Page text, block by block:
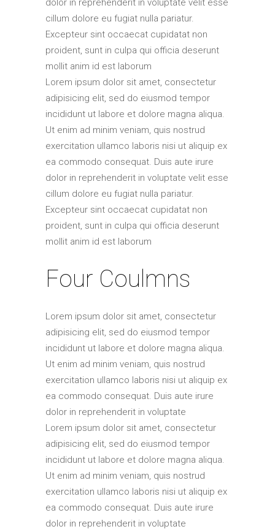
dolor in reprehenderit in voluptate velit esse
cillum dolore eu fugiat nulla pariatur.
Excepteur sint occaecat cupidatat non
proident, sunt in culpa qui officia deserunt
mollit anim id est laborum
Lorem ipsum dolor sit amet, consectetur
adipisicing elit, sed do eiusmod tempor
incididunt ut labore et dolore magna aliqua.
Ut enim ad minim veniam, quis nostrud
exercitation ullamco laboris nisi ut aliquip ex
ea commodo consequat. Duis aute irure
dolor in reprehenderit in voluptate velit esse
cillum dolore eu fugiat nulla pariatur.
Excepteur sint occaecat cupidatat non
proident, sunt in culpa qui officia deserunt
mollit anim id est laborum
Four Coulmns
Lorem ipsum dolor sit amet, consectetur
adipisicing elit, sed do eiusmod tempor
incididunt ut labore et dolore magna aliqua.
Ut enim ad minim veniam, quis nostrud
exercitation ullamco laboris nisi ut aliquip ex
ea commodo consequat. Duis aute irure
dolor in reprehenderit in voluptate
Lorem ipsum dolor sit amet, consectetur
adipisicing elit, sed do eiusmod tempor
incididunt ut labore et dolore magna aliqua.
Ut enim ad minim veniam, quis nostrud
exercitation ullamco laboris nisi ut aliquip ex
ea commodo consequat. Duis aute irure
dolor in reprehenderit in voluptate